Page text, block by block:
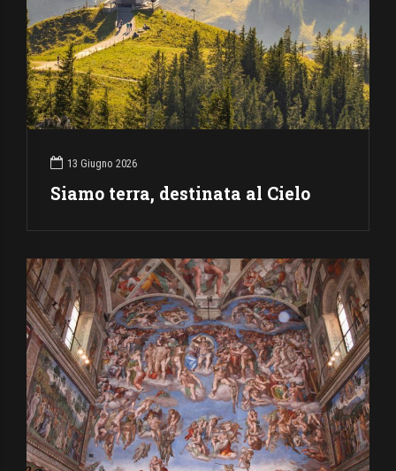
13 Giugno 2026
Siamo terra, destinata al Cielo